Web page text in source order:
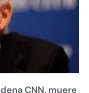
CNN, muere